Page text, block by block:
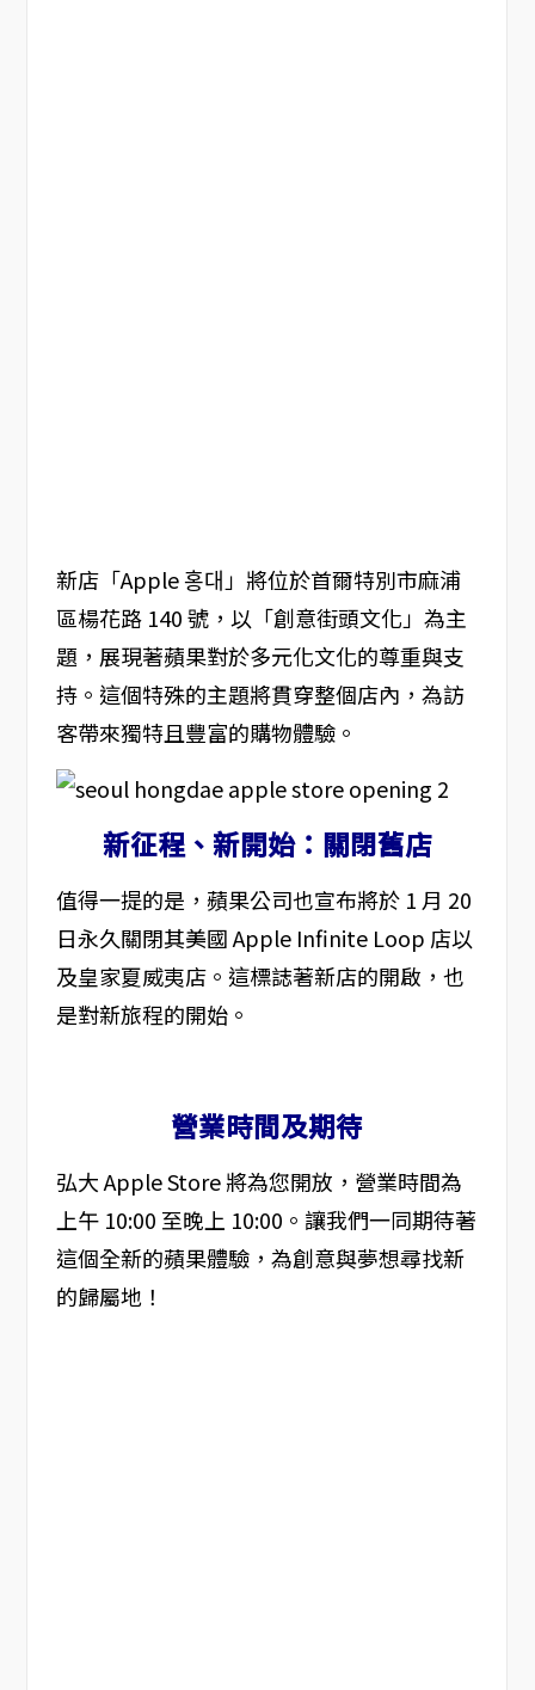
新店「Apple 홍대」將位於首爾特別市麻浦
區楊花路 140 號，以「創意街頭文化」為主
題，展現著蘋果對於多元化文化的尊重與支
持。這個特殊的主題將貫穿整個店內，為訪
客帶來獨特且豐富的購物體驗。
新征程、新開始：關閉舊店
值得一提的是，蘋果公司也宣布將於 1 月 20
日永久關閉其美國 Apple Infinite Loop 店以
及皇家夏威夷店。這標誌著新店的開啟，也
是對新旅程的開始。
營業時間及期待
弘大 Apple Store 將為您開放，營業時間為
上午 10:00 至晚上 10:00。讓我們一同期待著
這個全新的蘋果體驗，為創意與夢想尋找新
的歸屬地！